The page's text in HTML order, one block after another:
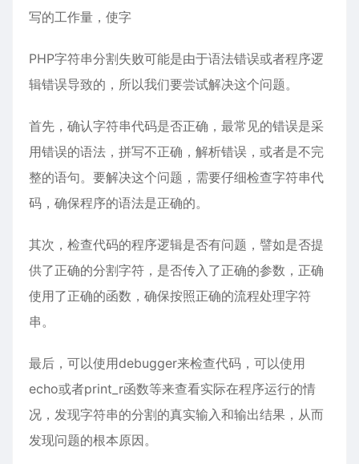
写的工作量，使字
PHP字符串分割失败可能是由于语法错误或者程序逻
辑错误导致的，所以我们要尝试解决这个问题。
首先，确认字符串代码是否正确，最常见的错误是采
用错误的语法，拼写不正确，解析错误，或者是不完
整的语句。要解决这个问题，需要仔细检查字符串代
码，确保程序的语法是正确的。
其次，检查代码的程序逻辑是否有问题，譬如是否提
供了正确的分割字符，是否传入了正确的参数，正确
使用了正确的函数，确保按照正确的流程处理字符
串。
最后，可以使用debugger来检查代码，可以使用
echo或者print_r函数等来查看实际在程序运行的情
况，发现字符串的分割的真实输入和输出结果，从而
发现问题的根本原因。